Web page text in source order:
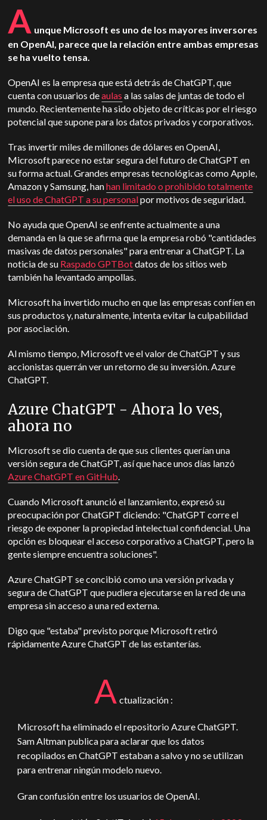
A unque Microsoft es uno de los mayores inversores
en OpenAI, parece que la relación entre ambas empresas
se ha vuelto tensa.
OpenAI es la empresa que está detrás de ChatGPT, que
cuenta con usuarios deaulas a las salas de juntas de todo el
mundo. Recientemente ha sido objeto de críticas por el riesgo
potencial que supone para los datos privados y corporativos.
Tras invertir miles de millones de dólares en OpenAI,
Microsoft parece no estar segura del futuro de ChatGPT en
su forma actual. Grandes empresas tecnológicas como Apple,
Amazon y Samsung, hanhan limitado o prohibido totalmente
el uso de ChatGPT a su personalpor motivos de seguridad.
No ayuda que OpenAI se enfrente actualmente a una
demanda en la que se afirma que la empresa robó "cantidades
masivas de datos personales" para entrenar a ChatGPT. La
noticia de su Raspado GPTBotdatos de los sitios web
también ha levantado ampollas.
Microsoft ha invertido mucho en que las empresas confíen en
sus productos y, naturalmente, intenta evitar la culpabilidad
por asociación.
Al mismo tiempo, Microsoft ve el valor de ChatGPT y sus
accionistas querrán ver un retorno de su inversión. Azure
ChatGPT.
Azure ChatGPT - Ahora lo ves,
ahora no
Microsoft se dio cuenta de que sus clientes querían una
versión segura de ChatGPT, así que hace unos días lanzó
Azure ChatGPT en GitHub.
Cuando Microsoft anunció el lanzamiento, expresó su
preocupación por ChatGPT diciendo: "ChatGPT corre el
riesgo de exponer la propiedad intelectual confidencial. Una
opción es bloquear el acceso corporativo a ChatGPT, pero la
gente siempre encuentra soluciones".
Azure ChatGPT se concibió como una versión privada y
segura de ChatGPT que pudiera ejecutarse en la red de una
empresa sin acceso a una red externa.
Digo que "estaba" previsto porque Microsoft retiró
rápidamente Azure ChatGPT de las estanterías.
A ctualización :
Microsoft ha eliminado el repositorio Azure ChatGPT.
Sam Altman publica para aclarar que los datos
recopilados en ChatGPT estaban a salvo y no se utilizan
para entrenar ningún modelo nuevo.
Gran confusión entre los usuarios de OpenAI.